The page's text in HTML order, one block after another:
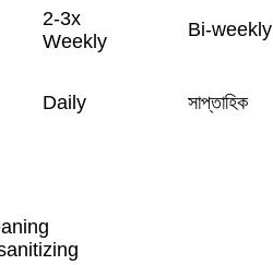
2-3x
Weekly
Bi-weekly
Daily সাপ্তাহিক